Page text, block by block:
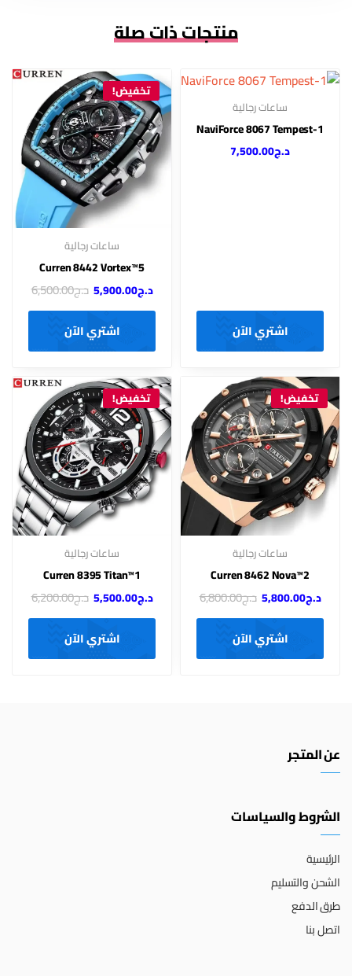
منتجات ذات صلة
ساعات رجالية
NaviForce 8067 Tempest-1
د.ج7,500.00
اشتري الآن
تخفيض!
ساعات رجالية
Curren 8442 Vortex™5
د.ج5,900.00 د.ج6,500.00
اشتري الآن
تخفيض!
ساعات رجالية
Curren 8462 Nova™2
د.ج5,800.00 د.ج6,800.00
اشتري الآن
تخفيض!
ساعات رجالية
Curren 8395 Titan™1
د.ج5,500.00 د.ج6,200.00
اشتري الآن
عن المتجر
الشروط والسياسات
الرئيسية
الشحن والتسليم
طرق الدفع
اتصل بنا